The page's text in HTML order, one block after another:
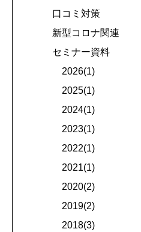
口コミ対策
新型コロナ関連
セミナー資料
2026(1)
2025(1)
2024(1)
2023(1)
2022(1)
2021(1)
2020(2)
2019(2)
2018(3)